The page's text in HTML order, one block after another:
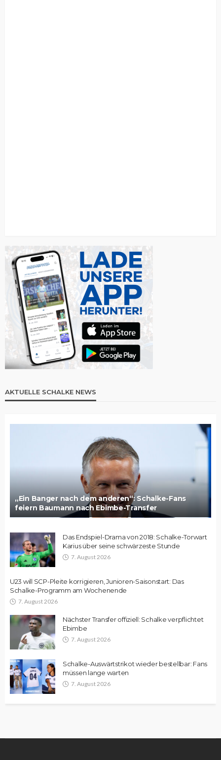
AKTUELLE SCHALKE NEWS
„Ein Banger nach dem anderen“: Schalke-Fans
feiern Baumann nach Ebimbe-Transfer
Das Endspiel-Drama von 2018: Schalke-Torwart
Karius über seine schwärzeste Stunde
7. August 2026
U23 will SCP-Pleite korrigieren, Junioren-Saisonstart: Das
Schalke-Programm am Wochenende
7. August 2026
Nächster Transfer offiziell: Schalke verpflichtet
Ebimbe
7. August 2026
Schalke-Auswärtstrikot wieder bestellbar: Fans
müssen lange warten
7. August 2026